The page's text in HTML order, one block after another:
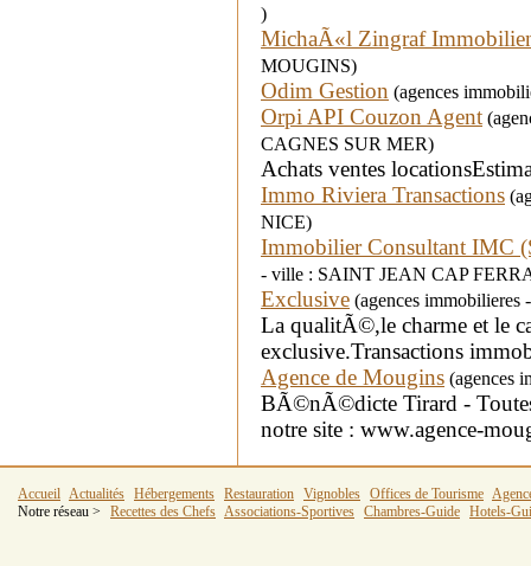
)
MichaÃ«l Zingraf
MOUGINS)
Odim Gestion (agences
Orpi API Couzon Agent
CAGNES SUR MER)
Achats ventes
Immo Riviera Transactions
NICE)
Immobilier Consultant IMC
- ville : SAINT JEAN CAP
Exclusive (agences
La qualitÃ©,le charme et le
exclusive.Transactions
Agence de Mougins (agences
BÃ©nÃ©dicte Tirard -
notre site : www.agence-
Accueil Actualités Hébergements Restauration Vignobles Offices de Tourisme
Notre réseau >
Recettes des Chefs Associations-Sportives Chambres-Guide Hotels-